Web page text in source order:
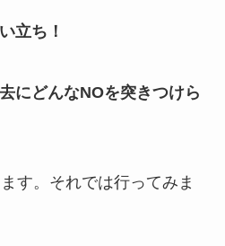
立ち！
にどんなNOを突きつけら
す。それでは行ってみま